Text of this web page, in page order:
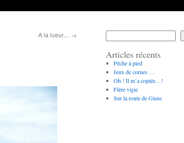
A la lueur… →
Articles récents
Pêche à pied
Jeux de cornes …
Oh ! Il m’a copiée…!
Fière vigie
Sur la route de Giens